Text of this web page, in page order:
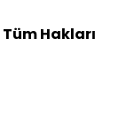
Tüm Hakları